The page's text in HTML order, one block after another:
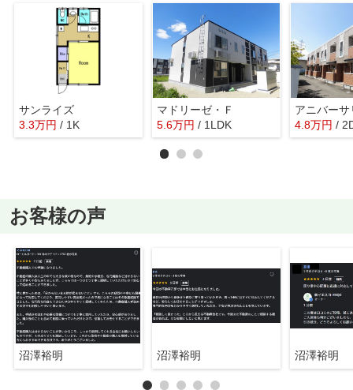
サンライズ
3.3万円 / 1K
マドリーゼ・Ｆ
5.6万円 / 1LDK
アニバーサ
4.8万円 /
お客様の声
沼澤裕明 沼澤裕明 沼澤裕明